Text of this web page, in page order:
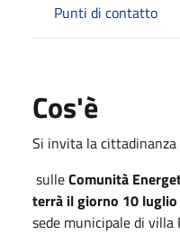
Punti di contatto
Cos'è
Si invita la
sulleComunità
terrà il giorno 10
sede municipale di villa